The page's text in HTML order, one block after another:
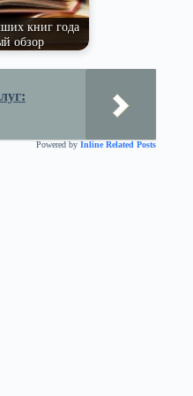
книг года
обзор
Powered by Inline Related Posts